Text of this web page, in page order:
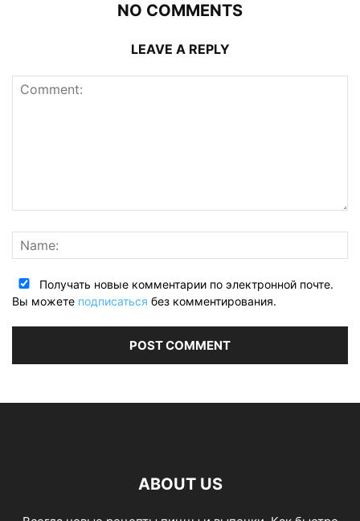
NO COMMENTS
LEAVE A REPLY
Получать новые комментарии по электронной почте.
Вы можете подписаться без комментирования.
ABOUT US